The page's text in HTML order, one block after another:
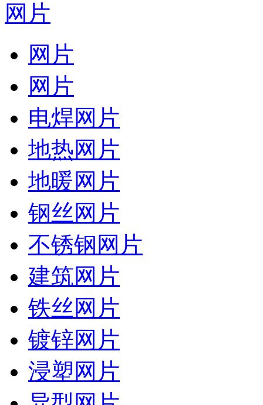
网片
网片
网片
电焊网片
地热网片
地暖网片
钢丝网片
不锈钢网片
建筑网片
铁丝网片
镀锌网片
浸塑网片